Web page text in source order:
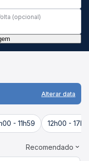
(opcional)
Alterar data
- 11h59 12h00 -
Recomendado